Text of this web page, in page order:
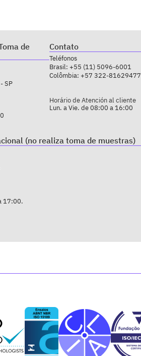
de
SP
Horário de Atención al cliente
Lun. a Vie. de 08:00 a 16:00
Contato
Teléfonos
Brasil: +55 (11) 5096-6001
Colômbia: +57 322-81629477
(no realiza toma de muestras)
17:00.